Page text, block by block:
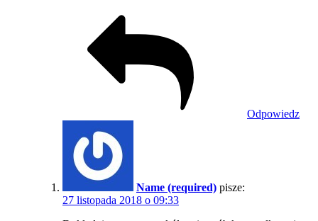
Odpowiedz
Name (required) pisze:
27 listopada 2018 o 09:33